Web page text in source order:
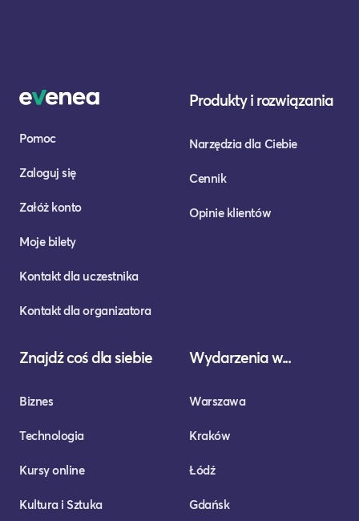
Pomoc
Zaloguj się
Załóż konto
Moje bilety
Kontakt dla uczestnika
Kontakt dla organizatora
Produkty i rozwiązania
Narzędzia dla Ciebie
Cennik
Opinie klientów
Znajdź coś dla siebie
Biznes
Technologia
Kursy online
Kultura i Sztuka
Wydarzenia w...
Warszawa
Kraków
Łódź
Gdańsk